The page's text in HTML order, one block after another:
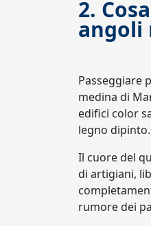
2.
angoli
Passeggiare
medina di
edifici color
legno
Il cuore del
di artigiani,
rumore dei